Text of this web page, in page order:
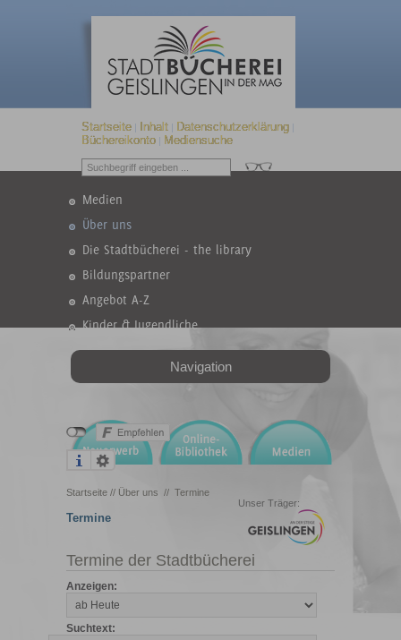
Startseite | Inhalt | Datenschutzerklärung |
Büchereikonto | Mediensuche
Medien
Über uns
Die Stadtbücherei - the library
Bildungspartner
Angebot A-Z
Kinder & Jugendliche
Navigation
Startseite // Über uns // Termine
Unser Träger:
Termine
Termine der Stadtbücherei
Anzeigen:
Suchtext: